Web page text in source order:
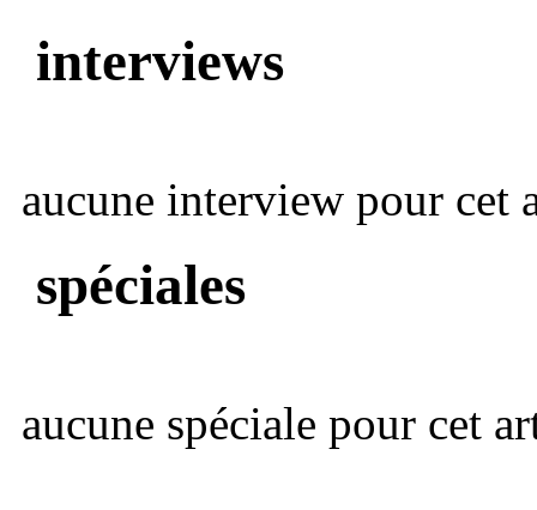
interviews
aucune interview pour cet
spéciales
aucune spéciale pour cet